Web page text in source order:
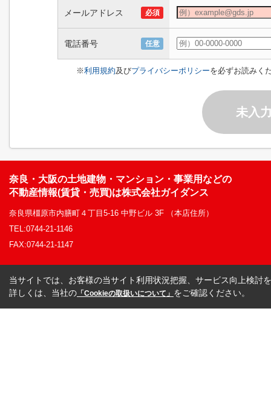
メールアドレス 必須
電話番号 任意
※利用規約及びプライバシーポリシーを必ずお読みく
未入
奈良・大阪の土地建物・マンション・事業用などの
不動産情報(賃貸・売買)は株式会社ガイダンス
奈良県橿原市内膳町４丁目5-16 中野ビル 3F （本店住所）
TEL:0744-21-1146
FAX:0744-21-1147
当サイトでは、お客様の当サイト利用状況把握、サービス向上検討
詳しくは、当社の 「Cookieの取扱いについて」 をご確認ください。